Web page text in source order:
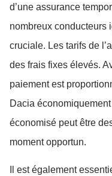
d’une assurance
nombreux conducteurs
cruciale. Les tarifs de
des frais fixes élevés.
paiement est
Dacia
économisé peut être
moment opportun.
Il est également